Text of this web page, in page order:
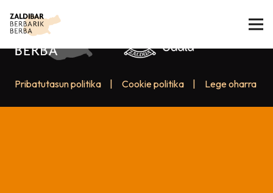
Pribatutasun politika Cookie politika Lege oharra